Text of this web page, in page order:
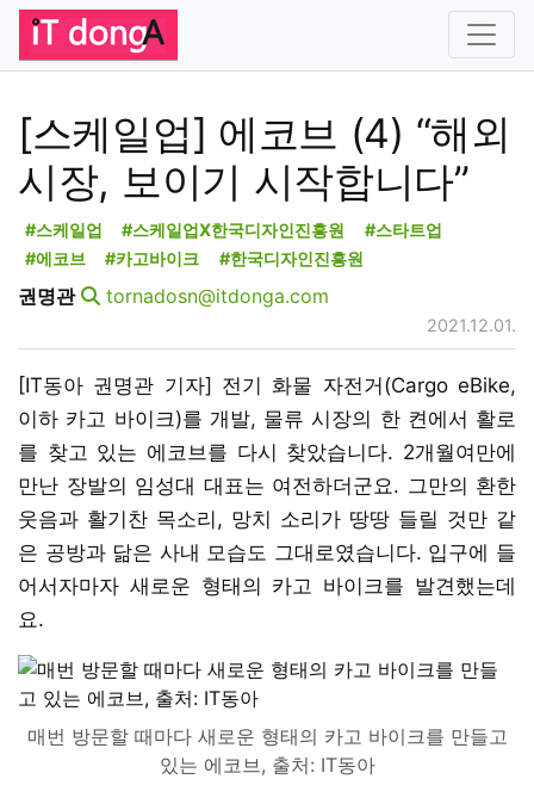
[스케일업] 에코브 (4) “해외
시장, 보이기 시작합니다”
#스케일업 #스케일업X한국디자인진흥원
#스타트업
#에코브
#카고바이크 #한국디자인진흥원
권명관 tornadosn@itdonga.com
2021.12.01.
[IT동아 권명관 기자] 전기 화물 자전거(Cargo eBike,
이하 카고 바이크)를 개발, 물류 시장의 한 켠에서 활로
를 찾고 있는 에코브를 다시 찾았습니다. 2개월여만에
만난 장발의 임성대 대표는 여전하더군요. 그만의 환한
웃음과 활기찬 목소리, 망치 소리가 땅땅 들릴 것만 같
은 공방과 닮은 사내 모습도 그대로였습니다. 입구에 들
어서자마자 새로운 형태의 카고 바이크를 발견했는데
요.
매번 방문할 때마다 새로운 형태의 카고 바이크를 만들고
있는 에코브, 출처: IT동아